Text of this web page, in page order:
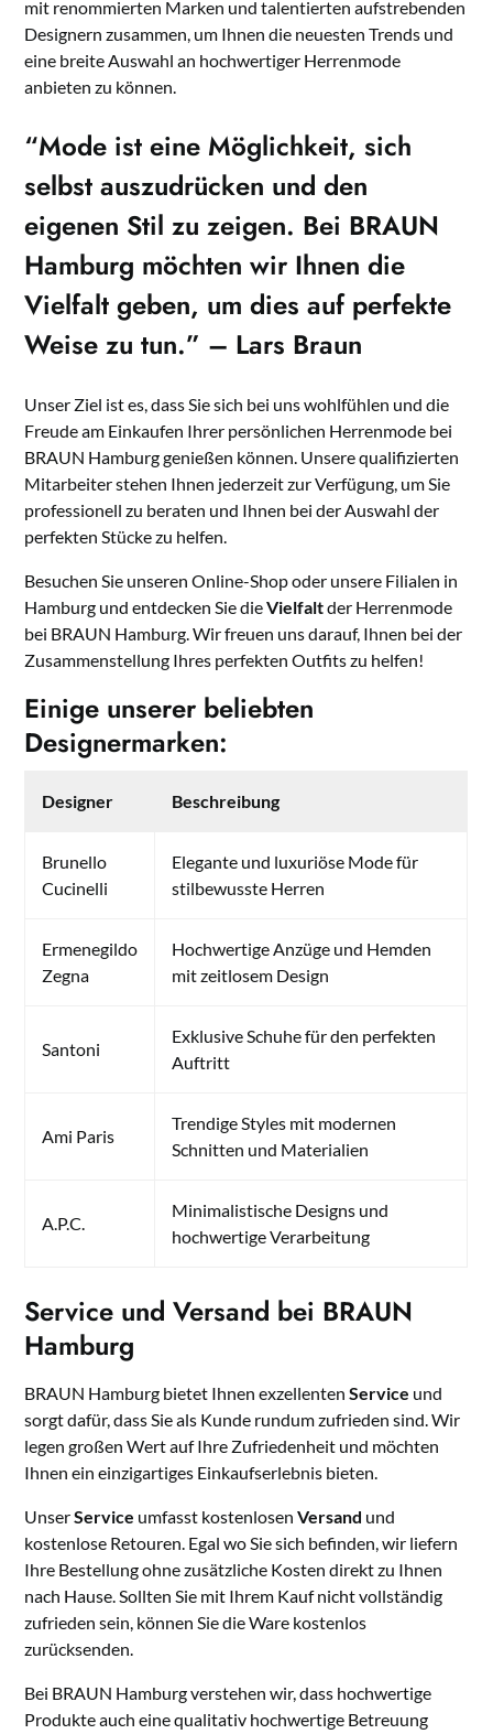
mit renommierten Marken und talentierten aufstrebenden
Designern zusammen, um Ihnen die neuesten Trends und
eine breite Auswahl an hochwertiger Herrenmode
anbieten zu können.
“Mode ist eine Möglichkeit, sich
selbst auszudrücken und den
eigenen Stil zu zeigen. Bei BRAUN
Hamburg möchten wir Ihnen die
Vielfalt geben, um dies auf perfekte
Weise zu tun.” – Lars Braun
Unser Ziel ist es, dass Sie sich bei uns wohlfühlen und die
Freude am Einkaufen Ihrer persönlichen Herrenmode bei
BRAUN Hamburg genießen können. Unsere qualifizierten
Mitarbeiter stehen Ihnen jederzeit zur Verfügung, um Sie
professionell zu beraten und Ihnen bei der Auswahl der
perfekten Stücke zu helfen.
Besuchen Sie unseren Online-Shop oder unsere Filialen in
Hamburg und entdecken Sie dieVielfaltder Herrenmode
bei BRAUN Hamburg. Wir freuen uns darauf, Ihnen bei der
Zusammenstellung Ihres perfekten Outfits zu helfen!
Einige unserer beliebten
Designermarken:
Designer Beschreibung
Brunello
Cucinelli
Elegante und luxuriöse Mode für
stilbewusste Herren
Ermenegildo
Zegna
Hochwertige Anzüge und Hemden
mit zeitlosem Design
Santoni
Exklusive Schuhe für den perfekten
Auftritt
Ami Paris
Trendige Styles mit modernen
Schnitten und Materialien
A.P.C.
Minimalistische Designs und
hochwertige Verarbeitung
Service und Versand bei BRAUN
Hamburg
BRAUN Hamburg bietet Ihnen exzellentenService und
sorgt dafür, dass Sie als Kunde rundum zufrieden sind. Wir
legen großen Wert auf Ihre Zufriedenheit und möchten
Ihnen ein einzigartiges Einkaufserlebnis bieten.
UnserService umfasst kostenlosenVersand und
kostenlose Retouren. Egal wo Sie sich befinden, wir liefern
Ihre Bestellung ohne zusätzliche Kosten direkt zu Ihnen
nach Hause. Sollten Sie mit Ihrem Kauf nicht vollständig
zufrieden sein, können Sie die Ware kostenlos
zurücksenden.
Bei BRAUN Hamburg verstehen wir, dass hochwertige
Produkte auch eine qualitativ hochwertige Betreuung